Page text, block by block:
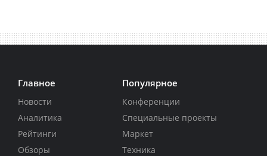
Главное
Новости
Аналитика
Рейтинги
Обзоры
Популярное
Конференции
Специальные проекты
Маркет
Техника